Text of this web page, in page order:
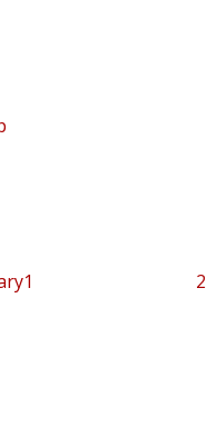
1 2